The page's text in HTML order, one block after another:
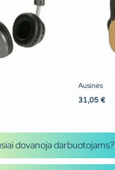
Ausinės
31,05 €
dovanoja darbuotojams?